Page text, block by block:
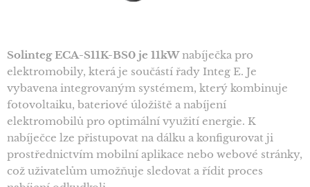
Solinteg ECA-S11K-BS0 je 11kWnabíječka pro
elektromobily, která je součástí řady Integ E. Je
vybavena integrovaným systémem, který kombinuje
fotovoltaiku, bateriové úložiště a nabíjení
elektromobilů pro optimální využití energie. K
nabíječce lze přistupovat na dálku a konfigurovat ji
prostřednictvím mobilní aplikace nebo webové stránky,
což uživatelům umožňuje sledovat a řídit proces